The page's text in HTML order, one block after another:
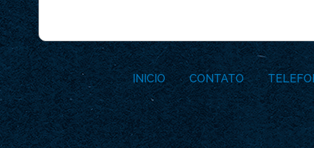
INICIO CONTATO